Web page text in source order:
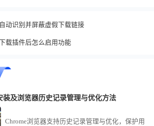
动识别并屏蔽虚假下载链接
载插件后怎么启用功能
装及浏览器历史记录管理与优化方法
Chrome浏览器支持历史记录管理与优化，保护用